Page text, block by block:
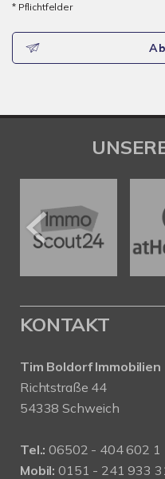
* Pflichtfelder
KONTAKT
Tim Boldorf Immobilien
Richtstraße 44
54338 Schweich
Tel.: 06502 - 404 602 1
Mobil: 0151 - 241 933